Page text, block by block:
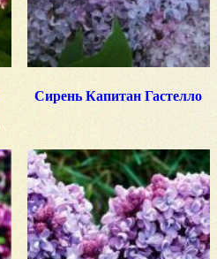
Сирень Капитан Гастелло